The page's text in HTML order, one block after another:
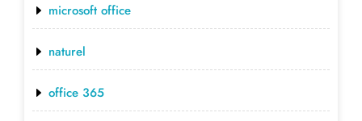
microsoft office
naturel
office 365